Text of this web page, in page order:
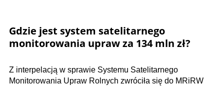
Gdzie jest system satelitarnego
monitorowania upraw za 134 mln zł?
Z interpelacją w sprawie Systemu Satelitarnego
Monitorowania Upraw Rolnych zwróciła się do MRiRW